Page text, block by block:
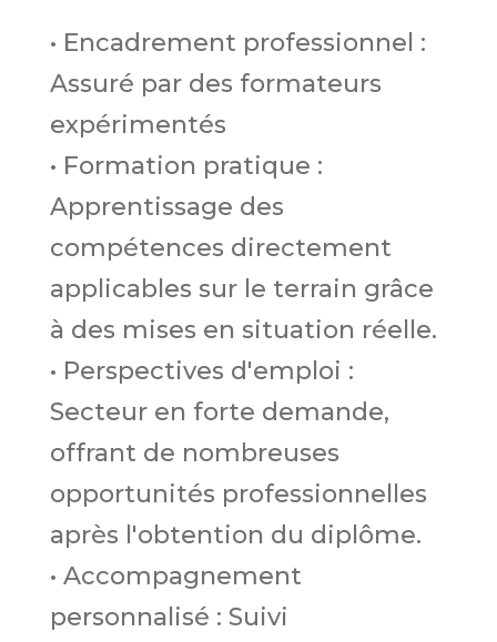
• Encadrement professionnel :
Assuré par des formateurs
expérimentés
• Formation pratique :
Apprentissage des
compétences directement
applicables sur le terrain grâce
à des mises en situation réelle.
• Perspectives d'emploi :
Secteur en forte demande,
offrant de nombreuses
opportunités professionnelles
après l'obtention du diplôme.
• Accompagnement
personnalisé : Suivi